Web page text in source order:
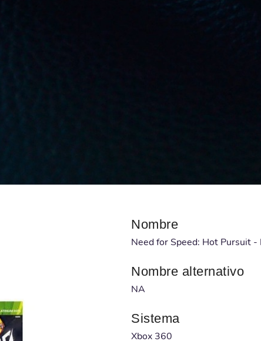
Nombre
Need for Speed: Hot Pursuit
Nombre alternativo
NA
Sistema
Xbox 360